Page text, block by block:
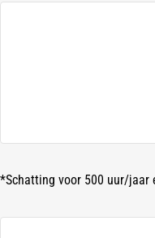
*Schatting voor 500 uur/jaar